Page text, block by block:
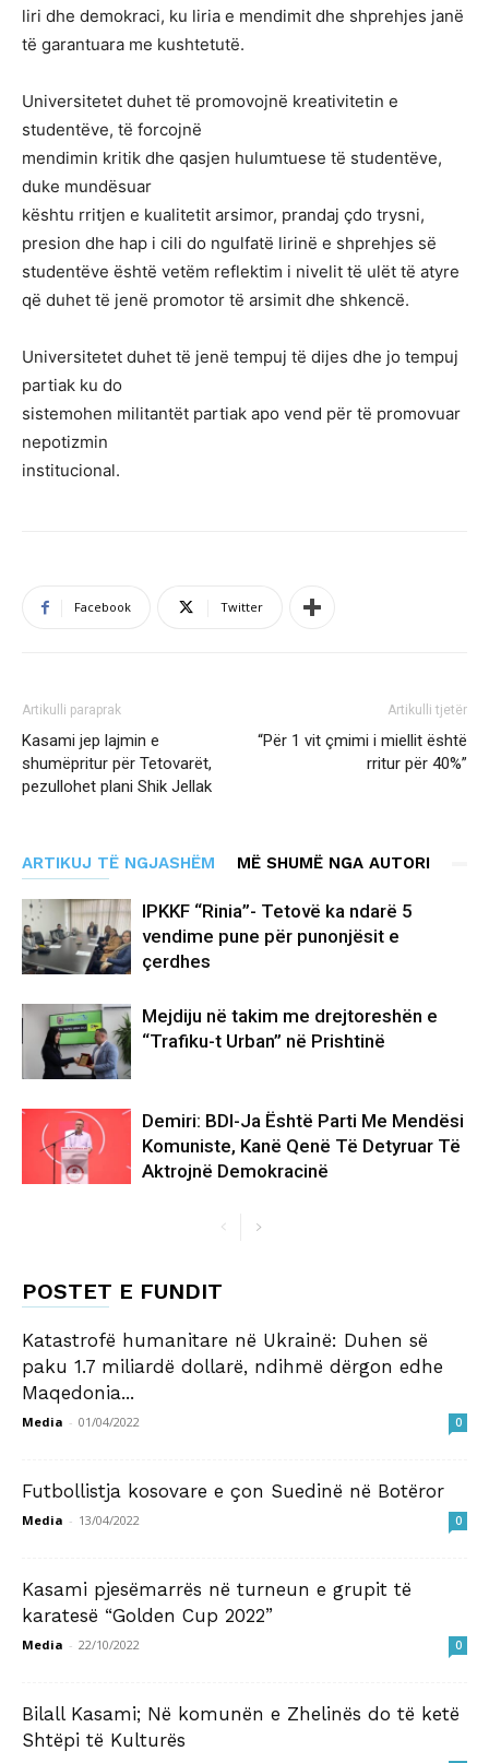
liri dhe demokraci, ku liria e mendimit dhe shprehjes janë
të garantuara me kushtetutë.
Universitetet duhet të promovojnë kreativitetin e
studentëve, të forcojnë
mendimin kritik dhe qasjen hulumtuese të studentëve,
duke mundësuar
kështu rritjen e kualitetit arsimor, prandaj çdo trysni,
presion dhe hap i cili do ngulfatë lirinë e shprehjes së
studentëve është vetëm reflektim i nivelit të ulët të atyre
që duhet të jenë promotor të arsimit dhe shkencë.
Universitetet duhet të jenë tempuj të dijes dhe jo tempuj
partiak ku do
sistemohen militantët partiak apo vend për të promovuar
nepotizmin
institucional.
Facebook Twitter
Artikulli paraprak
Kasami jep lajmin e
shumëpritur për Tetovarët,
pezullohet plani Shik Jellak
Artikulli tjetër
“Për 1 vit çmimi i miellit është
rritur për 40%”
ARTIKUJ TË NGJASHËM MË SHUMË NGA AUTORI
IPKKF “Rinia”- Tetovë ka ndarë 5
vendime pune për punonjësit e
çerdhes
Mejdiju në takim me drejtoreshën e
“Trafiku-t Urban” në Prishtinë
Demiri: BDI-Ja Është Parti Me Mendësi
Komuniste, Kanë Qenë Të Detyruar Të
Aktrojnë Demokracinë
POSTET E FUNDIT
Katastrofë humanitare në Ukrainë: Duhen së
paku 1.7 miliardë dollarë, ndihmë dërgon edhe
Maqedonia...
Media - 01/04/2022 0
Futbollistja kosovare e çon Suedinë në Botëror
Media - 13/04/2022 0
Kasami pjesëmarrës në turneun e grupit të
karatesë “Golden Cup 2022”
Media - 22/10/2022 0
Bilall Kasami; Në komunën e Zhelinës do të ketë
Shtëpi të Kulturës